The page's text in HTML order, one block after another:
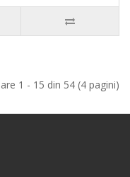
1 - 15 din 54 (4 pagini)